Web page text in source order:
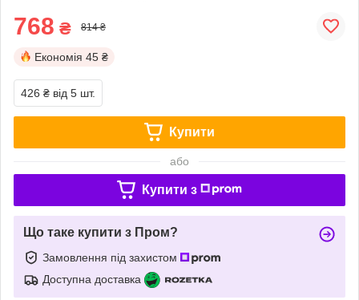
768 ₴ 814 ₴
Економія 45 ₴
426 ₴ від 5 шт.
Купити
або
Купити з
Що таке купити з Пром?
Замовлення під захистом
Доступна доставка